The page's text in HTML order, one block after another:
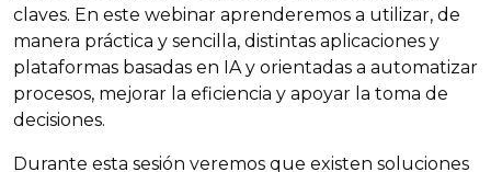
claves. En este webinar aprenderemos a utilizar, de
manera práctica y sencilla, distintas aplicaciones y
plataformas basadas en IA y orientadas a automatizar
procesos, mejorar la eficiencia y apoyar la toma de
decisiones.
Durante esta sesión veremos que existen soluciones